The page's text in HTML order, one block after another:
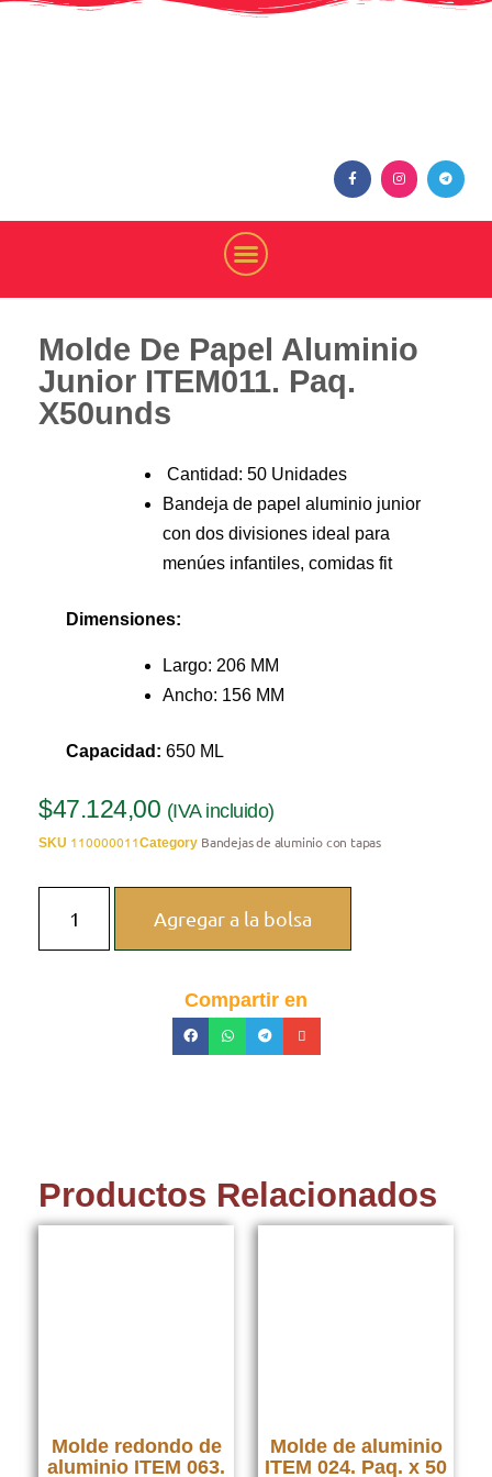
Molde De Papel Aluminio
Junior ITEM011. Paq.
X50unds
Cantidad: 50 Unidades
Bandeja de papel aluminio junior
con dos divisiones ideal para
menúes infantiles, comidas fit
Dimensiones:
Largo: 206 MM
Ancho: 156 MM
Capacidad: 650 ML
$47.124,00 (IVA incluido)
SKU 110000011Category Bandejas de aluminio con tapas
Agregar a la bolsa
Compartir en
Productos Relacionados
Molde redondo de
aluminio ITEM 063.
Molde de aluminio
ITEM 024. Paq. x 50